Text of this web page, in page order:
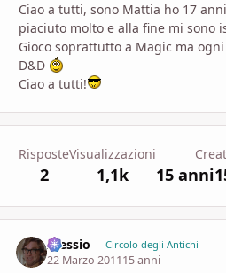
Ciao a tutti, sono Mattia ho 17
piaciuto molto e alla fine mi sono
Gioco soprattutto a Magic ma
D&D
Ciao a tutti!
Risposte
2
Visualizzazioni
1,1k 15 anni
Alessio Circolo degli Antichi
22 Marzo 201115 anni